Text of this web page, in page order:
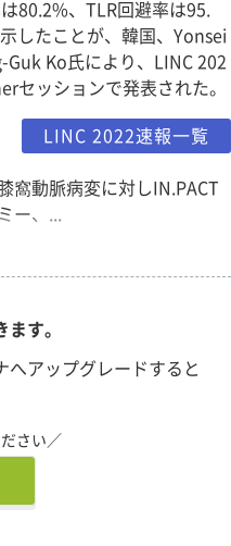
80.2%、TLR回避率は95.
したことが、韓国、Yonsei
Ko氏により、LINC 202
セッションで発表された。
LINC 2022速報一覧
窩動脈病変に対しIN.PACT
ー、...
ます。
へアップグレードすると
さい／